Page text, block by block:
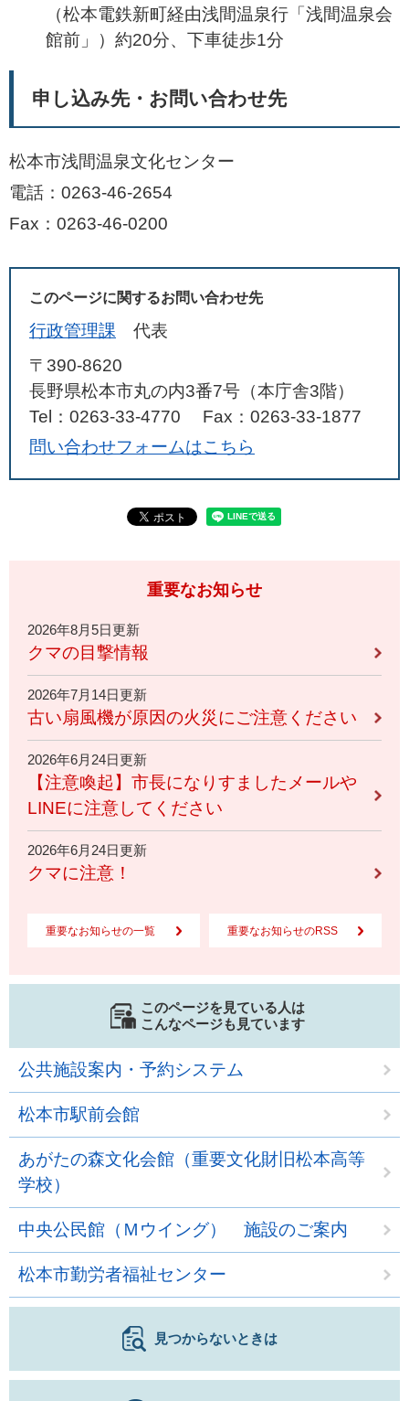
（松本電鉄新町経由浅間温泉行「浅間温泉会
館前」）約20分、下車徒歩1分
申し込み先・お問い合わせ先
松本市浅間温泉文化センター
電話：0263-46-2654
Fax：0263-46-0200
このページに関するお問い合わせ先
行政管理課
代表
〒390-8620
長野県松本市丸の内3番7号（本庁舎3階）
Tel：0263-33-4770
Fax：0263-33-1877
問い合わせフォームはこちら
重要なお知らせ
2026年8月5日更新
クマの目撃情報
2026年7月14日更新
古い扇風機が原因の火災にご注意ください
2026年6月24日更新
【注意喚起】市長になりすましたメールや
LINEに注意してください
2026年6月24日更新
クマに注意！
重要なお知らせの一覧 重要なお知らせのRSS
このページを見ている人は
こんなページも見ています
公共施設案内・予約システム
松本市駅前会館
あがたの森文化会館（重要文化財旧松本高等
学校）
中央公民館（Ｍウイング） 施設のご案内
松本市勤労者福祉センター
見つからないときは